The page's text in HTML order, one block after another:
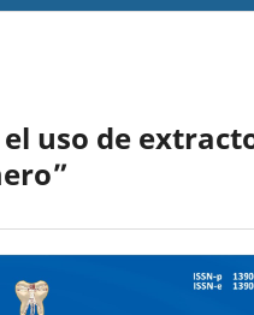
uso de